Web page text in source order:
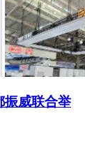
振威联合举